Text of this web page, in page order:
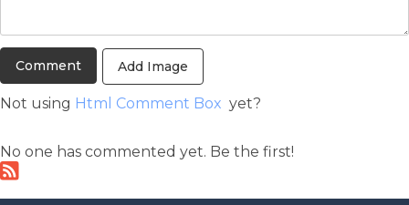
Add Image
Not using Html Comment Box yet?
No one has commented yet. Be the first!